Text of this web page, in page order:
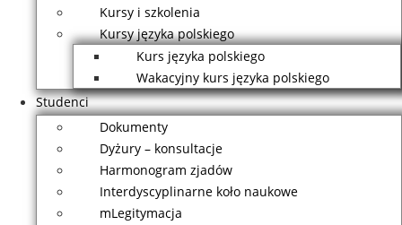
Kursy i szkolenia
Kursy języka polskiego
Kurs języka polskiego
Wakacyjny kurs języka polskiego
Studenci
Dokumenty
Dyżury – konsultacje
Harmonogram zjadów
Interdyscyplinarne koło naukowe
mLegitymacja